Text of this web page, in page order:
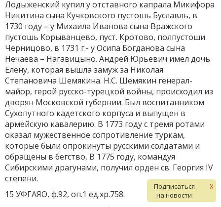
Лодыженский купил у отставного капрала Микифора
Никитина сына Кучковского пустошь Буславль, в
1730 году – у Михаила Иванова сына Вражского
пустошь Корыванцево, пуст. Кротово, полпустоши
Черницово, в 1731 г.- у Осипа Богданова сына
Нечаева – Нагавицыно. Андрей Юрьевич имел дочь
Елену, которая вышла замуж за Николая
Степановича Шемякина. Н.С. Шемякин генерал-
майор, герой русско-турецкой войны, происходил из
дворян Московской губернии. Был воспитанником
Сухопутного кадетского корпуса и выпущен в
армейскую кавалерию. В 1773 году с тремя ротами
оказал мужественное сопротивление туркам,
которые были опрокинуты русскими солдатами и
обращены в бегство, В 1775 году, командуя
Сибирскими драгунами, получил орден св. Георгия IV
степени.
15 УФГАЯО, ф.92, оп.1 ед.хр.758.
Подписаться
на новости
X